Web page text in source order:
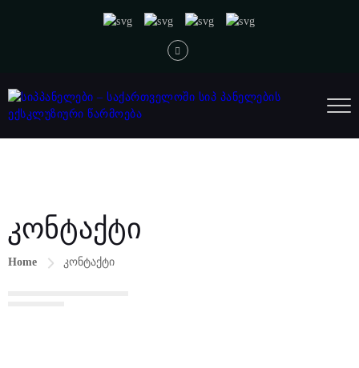
კონტაქტი
Home კონტაქტი